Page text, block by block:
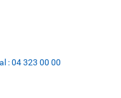
:04 323 00 00